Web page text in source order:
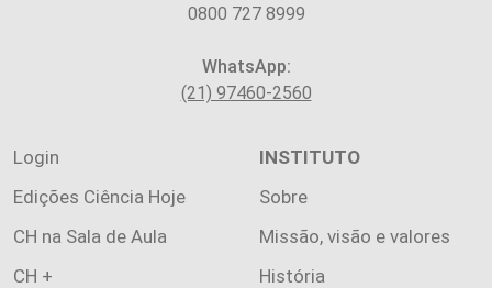
0800 727 8999
WhatsApp:
(21) 97460-2560
Login
Edições Ciência Hoje
CH na Sala de Aula
CH +
INSTITUTO
Sobre
Missão, visão e valores
História